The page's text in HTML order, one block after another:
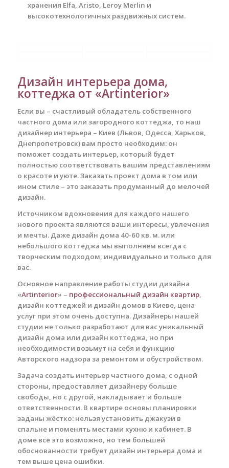
хранения Elfa, Aristo, Leroy Merlin и
высокотехнологичных раздвижных систем.
Дизайн интерьера дома,
коттеджа от «Artinterior»
Если вы – счастливый обладатель собственного
частного дома или загородного коттеджа, то наш
дизайнер интерьера – Киев (Львов, Одесса, Харьков,
Днепропетровск) вам просто необходим: он
поможет создать интерьер, который будет
полностью соответствовать вашим представлениям
о красоте и уюте. Заказать проект дома в том или
ином стиле – это заказать продуманный до мелочей
дизайн.
Источником вдохновения для каждого нашего
нового проекта являются ваши интересы, увлечения
и мечты. Даже дизайн дома 40-60 кв. м. или
небольшого коттеджа мы выполняем всегда с
творческим подходом, индивидуально и только для
вас.
Основное направление работы студии дизайна
«Artinterior» – профессиональный дизайн квартир,
дизайн коттеджей и дизайн домов в Киеве, цена
услуг при этом очень доступна. Дизайнеры нашей
студии не только разработают для вас уникальный
дизайн дома или дизайн коттеджа, но при
необходимости возьмут на себя и функцию
Авторского надзора за ремонтом и обустройством.
Задача создать интерьер частного дома, с одной
стороны, предоставляет дизайнеру больше
свободы, но с другой, накладывает и больше
ответственности. В квартире основы планировки
заданы жёстко: нельзя установить джакузи в
спальне и поменять местами кухню и кабинет. В
доме всё это возможно, но тем большей
обоснованности требует дизайн интерьера дома и
тем выше цена ошибки.